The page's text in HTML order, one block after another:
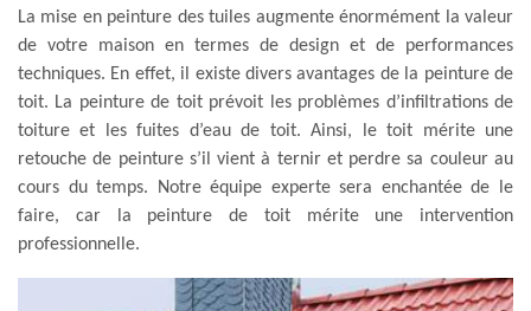
La mise en peinture des tuiles augmente énormément la valeur
de votre maison en termes de design et de performances
techniques. En effet, il existe divers avantages de la peinture de
toit. La peinture de toit prévoit les problèmes d’infiltrations de
toiture et les fuites d’eau de toit. Ainsi, le toit mérite une
retouche de peinture s’il vient à ternir et perdre sa couleur au
cours du temps. Notre équipe experte sera enchantée de le
faire, car la peinture de toit mérite une intervention
professionnelle.